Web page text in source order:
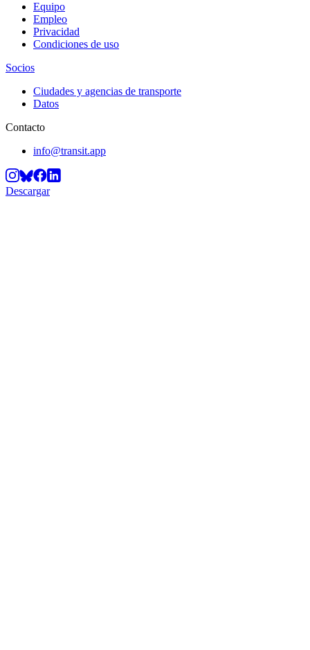
Equipo
Empleo
Privacidad
Condiciones de uso
Socios
Ciudades y agencias de transporte
Datos
Contacto
info@transit.app
Descargar